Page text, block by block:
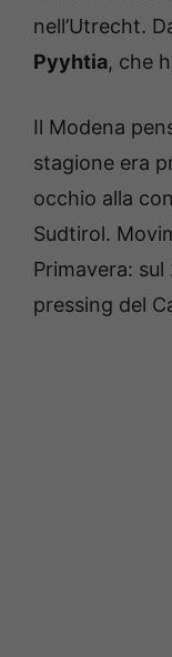
nell’Utrecht.
Pyyhtia, che
Il Modena
stagione era
occhio alla
Sudtirol.
Primavera:
pressing del